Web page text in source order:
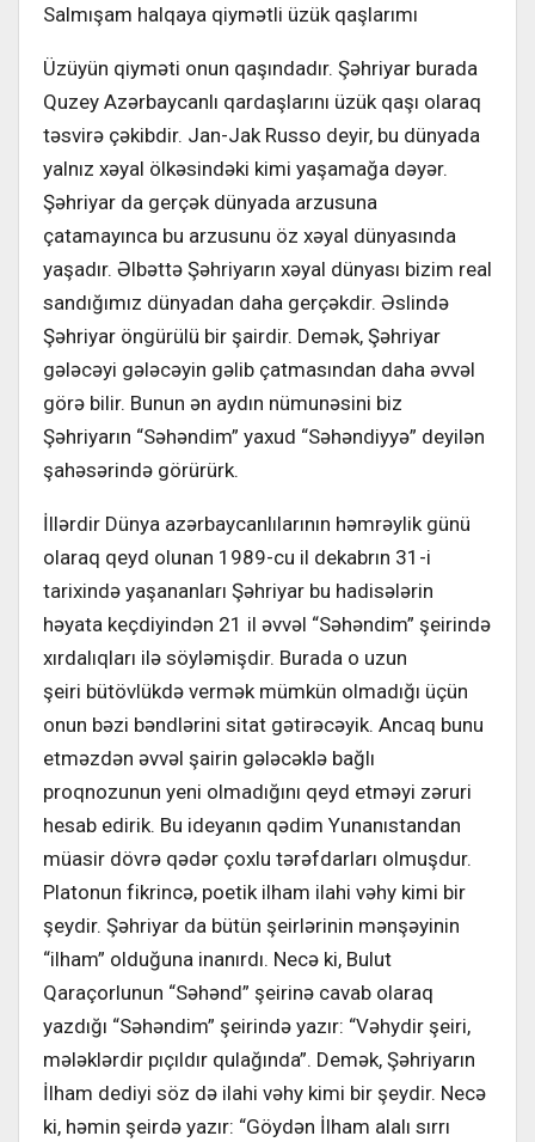
Salmışam halqaya qiymətli üzük qaşlarımı
Üzüyün qiyməti onun qaşındadır. Şəhriyar burada
Quzey Azərbaycanlı qardaşlarını üzük qaşı olaraq
təsvirə çəkibdir. Jan-Jak Russo deyir, bu dünyada
yalnız xəyal ölkəsindəki kimi yaşamağa dəyər.
Şəhriyar da gerçək dünyada arzusuna
çatamayınca bu arzusunu öz xəyal dünyasında
yaşadır. Əlbəttə Şəhriyarın xəyal dünyası bizim real
sandığımız dünyadan daha gerçəkdir. Əslində
Şəhriyar öngürülü bir şairdir. Demək, Şəhriyar
gələcəyi gələcəyin gəlib çatmasından daha əvvəl
görə bilir. Bunun ən aydın nümunəsini biz
Şəhriyarın “Səhəndim” yaxud “Səhəndiyyə” deyilən
şahəsərində görürürk.
İllərdir Dünya azərbaycanlılarının həmrəylik günü
olaraq qeyd olunan 1989-cu il dekabrın 31-i
tarixində yaşananları Şəhriyar bu hadisələrin
həyata keçdiyindən 21 il əvvəl “Səhəndim” şeirində
xırdalıqları ilə söyləmişdir. Burada o uzun
şeiri bütövlükdə vermək mümkün olmadığı üçün
onun bəzi bəndlərini sitat gətirəcəyik. Ancaq bunu
etməzdən əvvəl şairin gələcəklə bağlı
proqnozunun yeni olmadığını qeyd etməyi zəruri
hesab edirik. Bu ideyanın qədim Yunanıstandan
müasir dövrə qədər çoxlu tərəfdarları olmuşdur.
Platonun fikrincə, poetik ilham ilahi vəhy kimi bir
şeydir. Şəhriyar da bütün şeirlərinin mənşəyinin
“ilham” olduğuna inanırdı. Necə ki, Bulut
Qaraçorlunun “Səhənd” şeirinə cavab olaraq
yazdığı “Səhəndim” şeirində yazır: “Vəhydir şeiri,
mələklərdir pıçıldır qulağında”. Demək, Şəhriyarın
İlham dediyi söz də ilahi vəhy kimi bir şeydir. Necə
ki, həmin şeirdə yazır: “Göydən İlham alalı sırrı